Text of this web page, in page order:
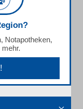
Notapotheken,